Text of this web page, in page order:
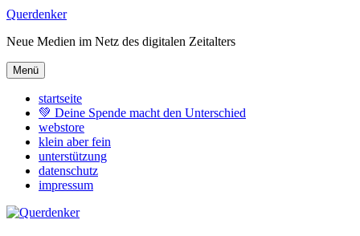
Zum
springen
Querdenker
Neue Medien im Netz des digitalen Zeitalters
Menü
startseite
💚 Deine Spende macht den Unterschied
webstore
klein aber fein
unterstützung
datenschutz
impressum